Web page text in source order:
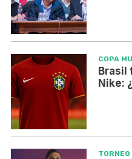
COPA
Brasil
Nike: